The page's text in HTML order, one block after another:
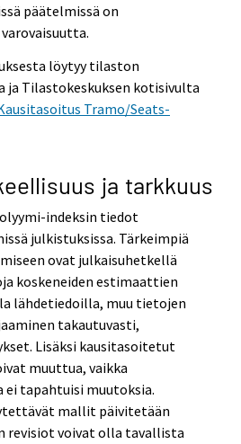
päätelmissä on
löytyy tilaston
ja Tilastokeskuksen kotisivulta
Tramo/Seats-
ja tarkkuus
indeksin tiedot
julkistuksissa. Tärkeimpiä
ovat julkaisuhetkellä
koskeneiden estimaattien
lähdetiedoilla, muu tietojen
takautuvasti,
Lisäksi kausitasoitetut
muuttua, vaikka
ei tapahtuisi muutoksia.
mallit päivitetään
revisiot voivat olla tavallista